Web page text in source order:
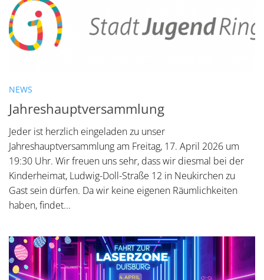
NEWS
Jahreshauptversammlung
Jeder ist herzlich eingeladen zu unser
Jahreshauptversammlung am Freitag, 17. April 2026 um
19:30 Uhr. Wir freuen uns sehr, dass wir diesmal bei der
Kinderheimat, Ludwig-Doll-Straße 12 in Neukirchen zu
Gast sein dürfen. Da wir keine eigenen Räumlichkeiten
haben, findet...